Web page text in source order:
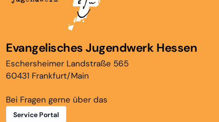
Evangelisches Jugendwerk Hessen
Eschersheimer Landstraße 565
60431 Frankfurt/Main
Bei Fragen gerne über das
Service Portal